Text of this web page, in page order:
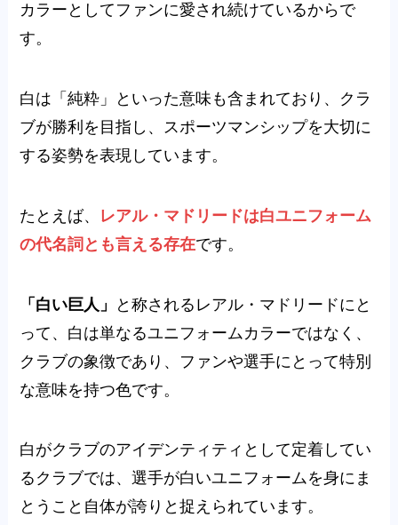
カラーとしてファンに愛され続けているからで
す。
白は「純粋」といった意味も含まれており、クラ
ブが勝利を目指し、スポーツマンシップを大切に
する姿勢を表現しています。
たとえば、 レアル・マドリードは白ユニフォーム
の代名詞とも言える存在です。
「白い巨人」
と称されるレアル・マドリードにと
って、白は単なるユニフォームカラーではなく、
クラブの象徴であり、ファンや選手にとって特別
な意味を持つ色です。
白がクラブのアイデンティティとして定着してい
るクラブでは、選手が白いユニフォームを身にま
とうこと自体が誇りと捉えられています。